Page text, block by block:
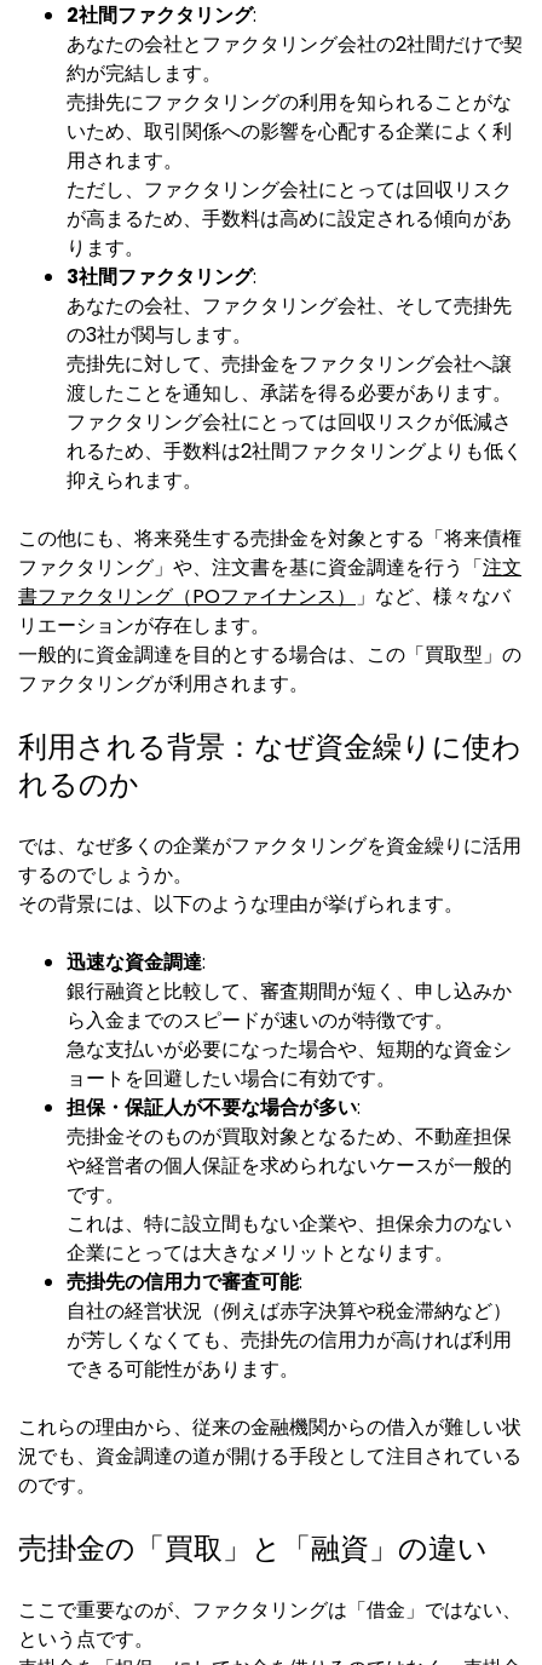
2社間ファクタリング:
あなたの会社とファクタリング会社の2社間だけで契
約が完結します。
売掛先にファクタリングの利用を知られることがな
いため、取引関係への影響を心配する企業によく利
用されます。
ただし、ファクタリング会社にとっては回収リスク
が高まるため、手数料は高めに設定される傾向があ
ります。
3社間ファクタリング:
あなたの会社、ファクタリング会社、そして売掛先
の3社が関与します。
売掛先に対して、売掛金をファクタリング会社へ譲
渡したことを通知し、承諾を得る必要があります。
ファクタリング会社にとっては回収リスクが低減さ
れるため、手数料は2社間ファクタリングよりも低く
抑えられます。
この他にも、将来発生する売掛金を対象とする「将来債権
ファクタリング」や、注文書を基に資金調達を行う「注文
書ファクタリング（POファイナンス） 」など、様々なバ
リエーションが存在します。
一般的に資金調達を目的とする場合は、この「買取型」の
ファクタリングが利用されます。
利用される背景：なぜ資金繰りに使わ
れるのか
では、なぜ多くの企業がファクタリングを資金繰りに活用
するのでしょうか。
その背景には、以下のような理由が挙げられます。
迅速な資金調達:
銀行融資と比較して、審査期間が短く、申し込みか
ら入金までのスピードが速いのが特徴です。
急な支払いが必要になった場合や、短期的な資金シ
ョートを回避したい場合に有効です。
担保・保証人が不要な場合が多い:
売掛金そのものが買取対象となるため、不動産担保
や経営者の個人保証を求められないケースが一般的
です。
これは、特に設立間もない企業や、担保余力のない
企業にとっては大きなメリットとなります。
売掛先の信用力で審査可能:
自社の経営状況（例えば赤字決算や税金滞納など）
が芳しくなくても、売掛先の信用力が高ければ利用
できる可能性があります。
これらの理由から、従来の金融機関からの借入が難しい状
況でも、資金調達の道が開ける手段として注目されている
のです。
売掛金の「買取」と「融資」の違い
ここで重要なのが、ファクタリングは「借金」ではない、
という点です。